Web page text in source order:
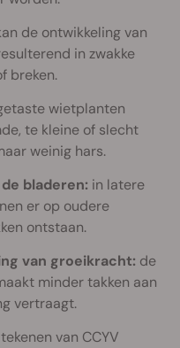
de ontwikkeling van
in zwakke
breken.
wietplanten
te kleine of slecht
weinig hars.
bladeren: in latere
er op oudere
ontstaan.
van groeikracht: de
minder takken aan
vertraagt.
van CCYV